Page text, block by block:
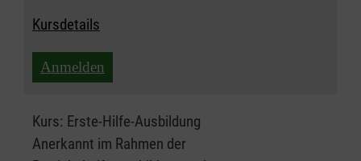
Kursdetails
Anmelden
Kurs: Erste-Hilfe-Ausbildung
Anerkannt im Rahmen der